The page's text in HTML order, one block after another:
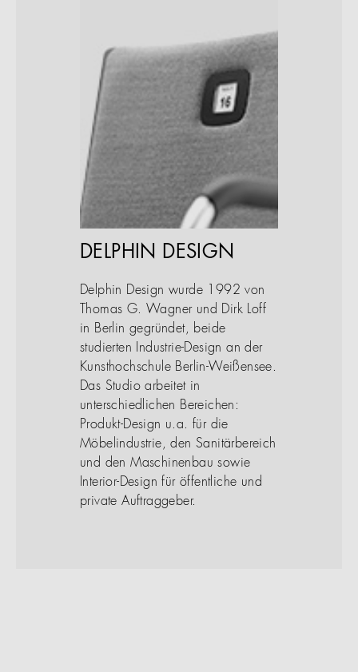
DELPHIN DESIGN
Delphin Design wurde 1992 von
Thomas G. Wagner und Dirk Loff
in Berlin gegründet, beide
studierten Industrie-Design an der
Kunsthochschule Berlin-Weißensee.
Das Studio arbeitet in
unterschiedlichen Bereichen:
Produkt-Design u.a. für die
Möbelindustrie, den Sanitärbereich
und den Maschinenbau sowie
Interior-Design für öffentliche und
private Auftraggeber.